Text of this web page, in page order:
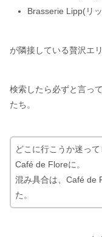
Brasserie Lipp(リ
が隣接している贅沢エリ
検索したら必ずと言っ
たち。
どこに行こうか迷っ
Café de Floreに。
混み具合は、Café de
た。